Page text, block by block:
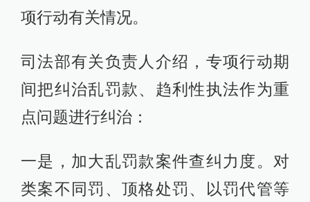
项行动有关情况。
司法部有关负责人介绍，专项行动期
间把纠治乱罚款、趋利性执法作为重
点问题进行纠治：
一是，加大乱罚款案件查纠力度。对
类案不同罚、顶格处罚、以罚代管等